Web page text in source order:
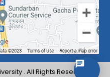
. All Rights Reserved.